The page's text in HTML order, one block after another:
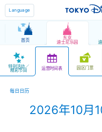
Language
首页 东京
迪士尼乐园
特别活动／
精彩节目 运营时间表 园区门票
每日日历
2026年10月